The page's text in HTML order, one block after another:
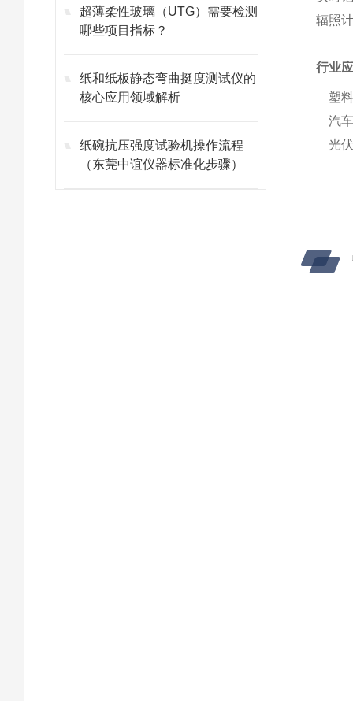
超薄柔性玻璃（UTG）需要检测
哪些项目指标？
纸和纸板静态弯曲挺度测试仪的
核心应用领域解析
纸碗抗压强度试验机操作流程
（东莞中谊仪器标准化步骤）
辐照
行业
塑
汽
光